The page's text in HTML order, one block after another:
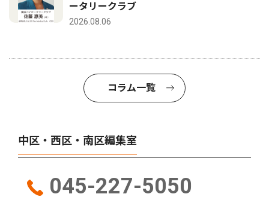
ータリークラブ
2026.08.06
コラム一覧
中区・西区・南区編集室
045-227-5050